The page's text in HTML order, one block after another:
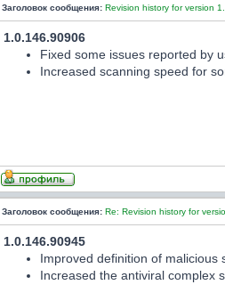
Заголовок сообщения: Revision history for version
1.0.146.90906
Fixed some issues reported by
Increased scanning speed for
Заголовок сообщения: Re: Revision history for
1.0.146.90945
Improved definition of malicious
Increased the antiviral complex